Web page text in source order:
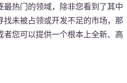
热门的领域，除非您看到了其中
找未被占领或开发不足的市场，那
者您可以提供一个根本上全新、高